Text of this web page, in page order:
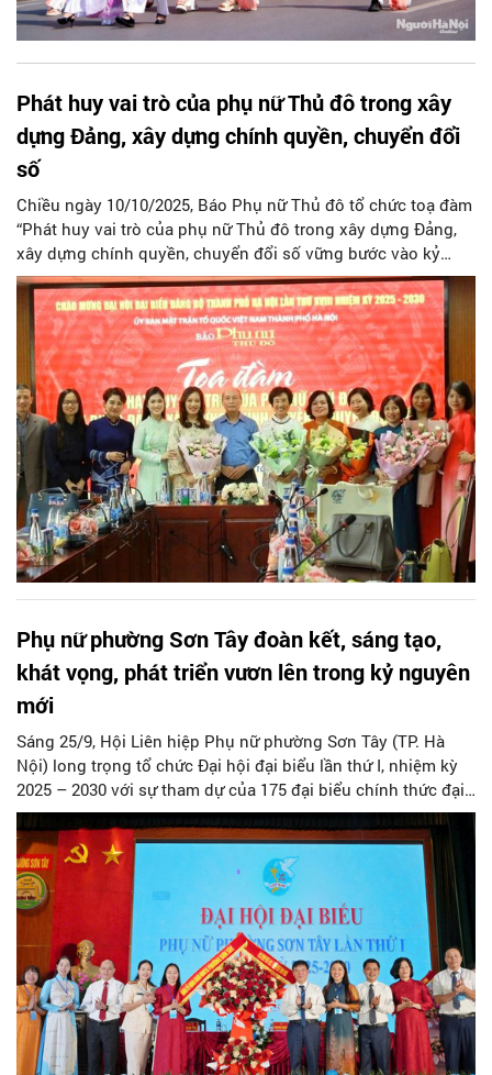
Phát huy vai trò của phụ nữ Thủ đô trong xây
dựng Đảng, xây dựng chính quyền, chuyển đổi
số
Chiều ngày 10/10/2025, Báo Phụ nữ Thủ đô tổ chức toạ đàm
“Phát huy vai trò của phụ nữ Thủ đô trong xây dựng Đảng,
xây dựng chính quyền, chuyển đổi số vững bước vào kỷ
nguyên vươn mình của dân tộc”.
Phụ nữ phường Sơn Tây đoàn kết, sáng tạo,
khát vọng, phát triển vươn lên trong kỷ nguyên
mới
Sáng 25/9, Hội Liên hiệp Phụ nữ phường Sơn Tây (TP. Hà
Nội) long trọng tổ chức Đại hội đại biểu lần thứ I, nhiệm kỳ
2025 – 2030 với sự tham dự của 175 đại biểu chính thức đại
diện cho 9.211 hội viên phụ nữ trên toàn địa bàn. Đại hội có
chủ đề “Phát huy truyền thống quê hương anh hùng cách
mạng, phụ nữ Sơn Tây đoàn kết – sáng tạo – khát vọng –
phát triển vươn lên trong kỷ nguyên mới, xây dựng tổ chức
Hội vững mạnh, góp phần xây dựng phường Sơn Tây giàu
đẹp, văn minh, phát triển bền vững”.